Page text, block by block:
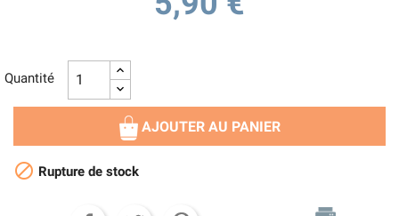
Quantité
AJOUTER AU PANIER
 Rupture de stock